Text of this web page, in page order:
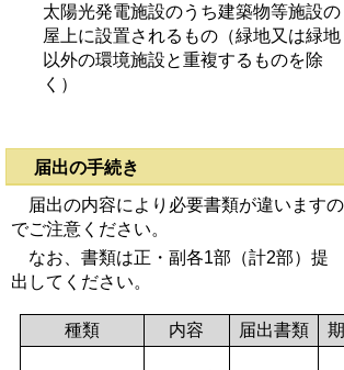
太陽光発電施設のうち建築物等施設の
屋上に設置されるもの（緑地又は緑地
以外の環境施設と重複するものを除
く）
届出の手続き
届出の内容により必要書類が違いますの
でご注意ください。
なお、書類は正・副各1部（計2部）提
出してください。
種類 内容 届出書類